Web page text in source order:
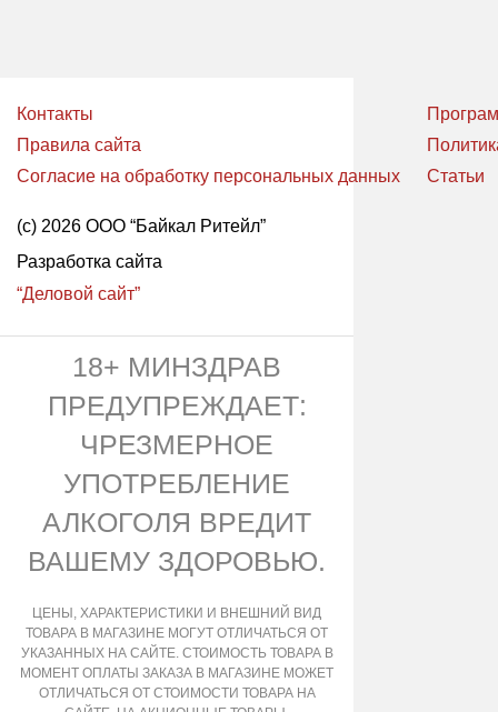
Контакты
Правила сайта
Согласие на обработку персональных данных
Статьи
(с) 2026 ООО “Байкал Ритейл”
Разработка сайта
“Деловой сайт”
18+ МИНЗДРАВ
ПРЕДУПРЕЖДАЕТ:
ЧРЕЗМЕРНОЕ
УПОТРЕБЛЕНИЕ
АЛКОГОЛЯ ВРЕДИТ
ВАШЕМУ ЗДОРОВЬЮ.
ЦЕНЫ, ХАРАКТЕРИСТИКИ И ВНЕШНИЙ ВИД
ТОВАРА В МАГАЗИНЕ МОГУТ ОТЛИЧАТЬСЯ ОТ
УКАЗАННЫХ НА САЙТЕ. СТОИМОСТЬ ТОВАРА В
МОМЕНТ ОПЛАТЫ ЗАКАЗА В МАГАЗИНЕ МОЖЕТ
ОТЛИЧАТЬСЯ ОТ СТОИМОСТИ ТОВАРА НА